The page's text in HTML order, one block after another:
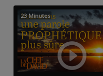
23 Minutes